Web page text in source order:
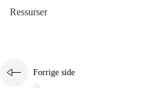
Ressurser
Forrige side